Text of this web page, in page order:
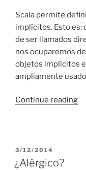
Scala permite
implícitos. Esto es:
de ser llamados
nos ocuparemos
objetos implícitos
ampliamente
Continue reading
POSTED
ON
3/12/2014
¿Alérgico?